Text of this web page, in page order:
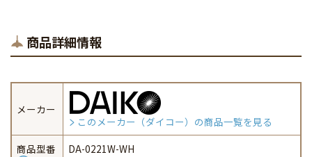
商品詳細情報
メーカー
このメーカー（ダイコー）の商品一覧を見る
商品型番
DA-0221W-WH